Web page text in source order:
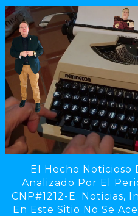
El Hecho Noticioso
Analizado Por El
CNP#1212-E. Noticias,
En Este Sitio No Se